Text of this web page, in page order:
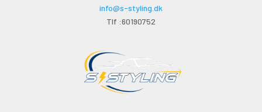
info@s-styling.dk
Tlf :60190752